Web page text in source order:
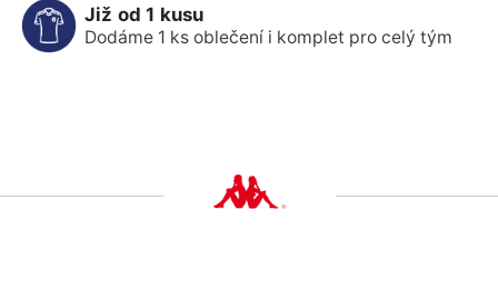
Již od 1 kusu
Dodáme 1 ks oblečení i komplet pro celý tým